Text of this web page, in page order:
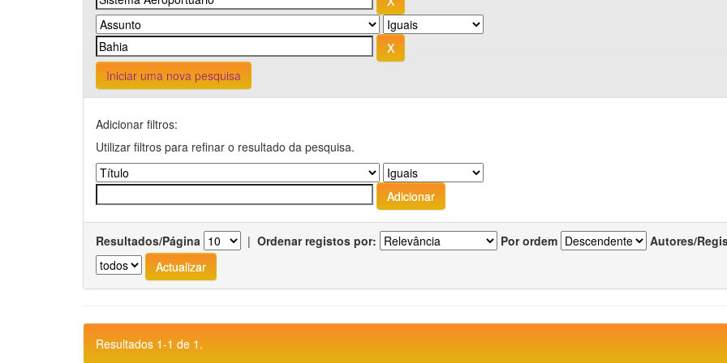
Iniciar uma nova pesquisa
Adicionar filtros:
Utilizar filtros para refinar o resultado da pesquisa.
Resultados/Página | Ordenar registos por: Por ordem Autores/
Resultados 1-1 de 1.